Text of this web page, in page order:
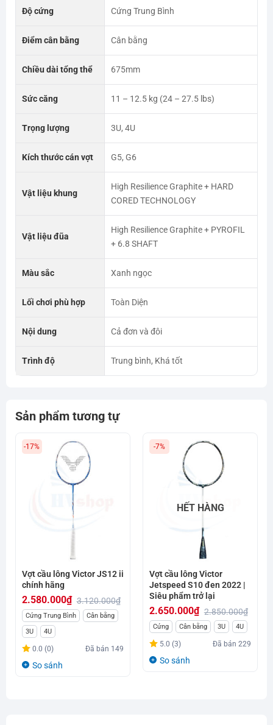
Độ cứng Cứng Trung Bình
Điểm cân bằng Cân bằng
Chiều dài tổng thể 675mm
Sức căng 11 – 12.5 kg (24 – 27.5 lbs)
Trọng lượng 3U, 4U
Kích thước cán vợt G5, G6
Vật liệu khung
High Resilience Graphite + HARD
CORED TECHNOLOGY
Vật liệu đũa
High Resilience Graphite + PYROFIL
+ 6.8 SHAFT
Màu sắc Xanh ngọc
Lối chơi phù hợp Toàn Diện
Nội dung Cả đơn và đôi
Trình độ Trung bình, Khá tốt
Sản phẩm tương tự
-17%
Vợt cầu lông Victor JS12 ii
chính hãng
3.120.000₫
Giá
gốc
là:
3.120.000₫.
2.580.000₫
Giá
hiện
tại
là:
Cứng Trung Bình
Cân bằng
3U
4U
0.0 (0) Đã bán 149
So sánh
-7%
HẾT HÀNG
Vợt cầu lông Victor
Jetspeed S10 đen 2022 |
Siêu phẩm trở lại
2.850.000₫
Giá
gốc
là:
2.650.000₫
Giá
hiện
tại
Cứng Cân bằng 3U 4U
5.0 (3) Đã bán229
So sánh